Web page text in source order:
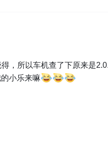
，所以车机查了下原来是
小乐来嘛